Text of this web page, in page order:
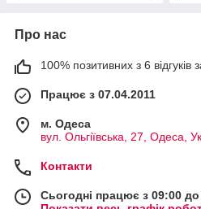
Про нас
100% позитивних з 6 відгуків
Працює з 07.04.2011
м. Одеса
вул. Ольгіївська, 27, Одеса,
Контакти
Сьогодні працює з 09:00